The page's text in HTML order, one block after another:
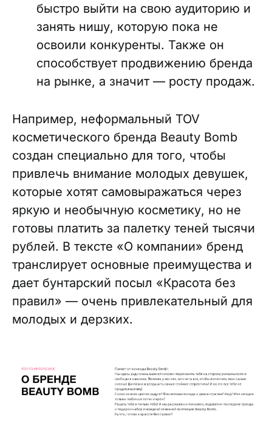
быстро выйти на свою аудиторию и
занять нишу, которую пока не
освоили конкуренты. Также он
способствует продвижению бренда
на рынке, а значит — росту продаж.
Например, неформальный TOV
косметического бренда Beauty Bomb
создан специально для того, чтобы
привлечь внимание молодых девушек,
которые хотят самовыражаться через
яркую и необычную косметику, но не
готовы платить за палетку теней тысячи
рублей. В тексте «О компании» бренд
транслирует основные преимущества и
дает бунтарский посыл «Красота без
правил» — очень привлекательный для
молодых и дерзких.